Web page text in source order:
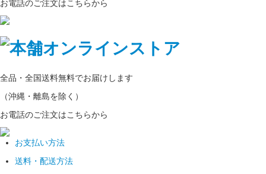
お電話のご注文はこちらから
全品・全国送料無料でお届けします
（沖縄・離島を除く）
お電話のご注文はこちらから
お支払い方法
送料・配送方法